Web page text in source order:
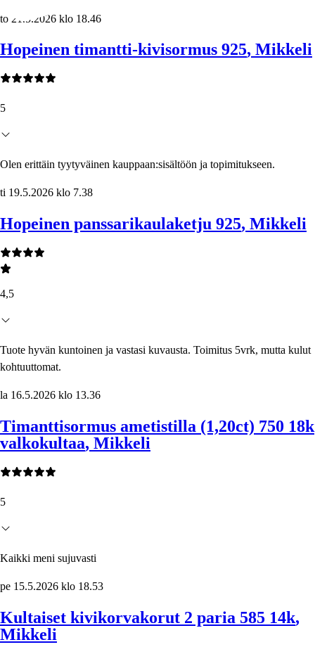
to 21.5.2026 klo 18.46
Hopeinen timantti-kivisormus 925, Mikkeli
5
Olen erittäin tyytyväinen kauppaan:sisältöön ja topimitukseen.
ti 19.5.2026 klo 7.38
Hopeinen panssarikaulaketju 925, Mikkeli
4,5
Tuote hyvän kuntoinen ja vastasi kuvausta. Toimitus 5vrk, mutta kulut
kohtuuttomat.
la 16.5.2026 klo 13.36
Timanttisormus ametistilla (1,20ct) 750 18k
valkokultaa, Mikkeli
5
Kaikki meni sujuvasti
pe 15.5.2026 klo 18.53
Kultaiset kivikorvakorut 2 paria 585 14k,
Mikkeli